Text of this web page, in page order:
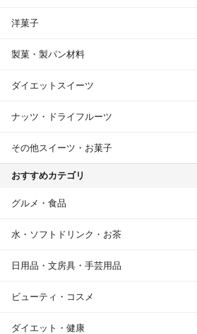
洋菓子
製菓・製パン材料
ダイエットスイーツ
ナッツ・ドライフルーツ
その他スイーツ・お菓子
おすすめカテゴリ
グルメ・食品
水・ソフトドリンク・お茶
日用品・文房具・手芸用品
ビューティ・コスメ
ダイエット・健康